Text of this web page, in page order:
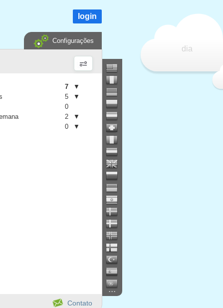
dia
login
Configurações
...
Contato
7
▼
5
▼
0
2
▼
0 ▼